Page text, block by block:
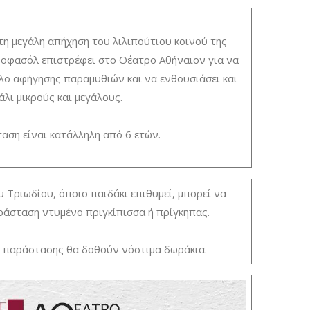
μεγάλη απήχηση του λιλιπούτιου κοινού της
επιστρέφει στο Θέατρο Αθήναιον για να
αφήγησης παραμυθιών και να ενθουσιάσει και
μικρούς και μεγάλους.
είναι κατάλληλη από 6 ετών.
όποιο παιδάκι επιθυμεί, μπορεί να
ντυμένο πριγκίπισσα ή πρίγκηπας.
θα δοθούν νόστιμα δωράκια.